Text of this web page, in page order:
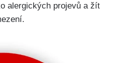
alergických projevů ​a žít